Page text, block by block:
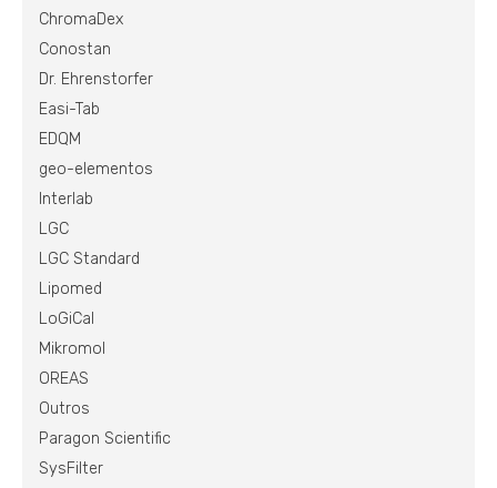
ChromaDex
Conostan
Dr. Ehrenstorfer
Easi-Tab
EDQM
geo-elementos
Interlab
LGC
LGC Standard
Lipomed
LoGiCal
Mikromol
OREAS
Outros
Paragon Scientific
SysFilter